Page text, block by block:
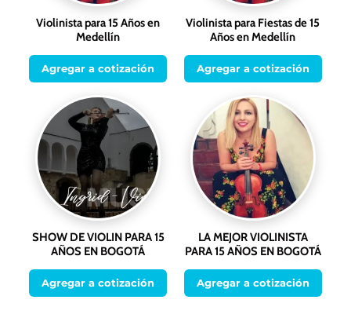
Violinista para 15 Años en
Medellín
Agregar a cotización
Violinista para Fiestas de 15
Años en Medellín
Agregar a cotización
SHOW DE VIOLIN PARA 15
AÑOS EN BOGOTÁ
Agregar a cotización
LA MEJOR VIOLINISTA
PARA 15 AÑOS EN BOGOTÁ
Agregar a cotización